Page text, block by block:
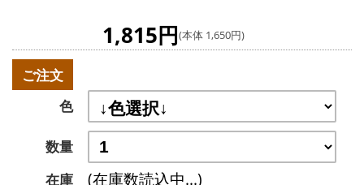
1,815円(本体 1,650円)
ご注文
色
数量
在庫
(在庫数読込中...)